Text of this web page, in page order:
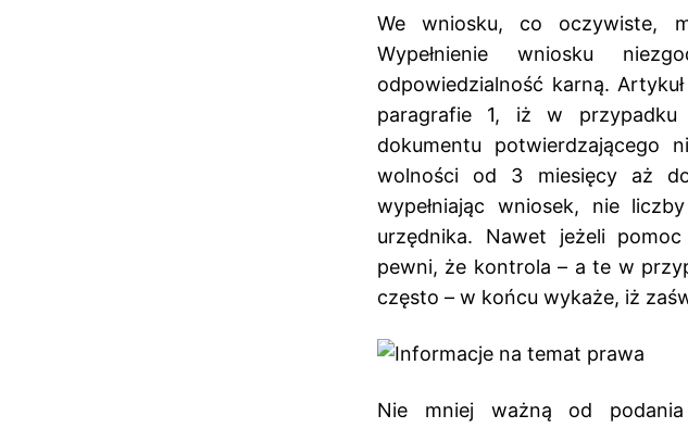
We wniosku, co oczywiste,
Wypełnienie wniosku
odpowiedzialność karną.
paragrafie 1, iż w przypadku
dokumentu potwierdzającego
wolności od 3 miesięcy aż
wypełniając wniosek, nie
urzędnika. Nawet jeżeli
pewni, że kontrola – a te w
często – w końcu wykaże, iż
Nie mniej ważną od